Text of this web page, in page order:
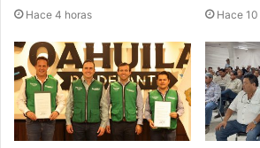
Hace 4 horas Hace